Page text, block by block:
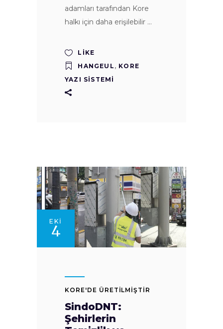
adamları tarafından Kore
halkı için daha erişilebilir
LIKE
HANGEUL , KORE
YAZI SISTEMI
EKI
4
KORE'DE ÜRETİLMİŞTİR
SindoDNT:
Şehirlerin